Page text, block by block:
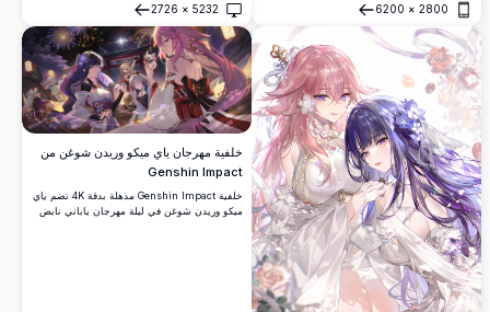
وأسلوبها الديناميكي بقوة إلهية في هذا الفن
الإبداعي بالدقة الفائقة.
2800
×
6200
فتح
5232
×
2726
فتح
خلفية مهرجان ياي ميكو وريدن شوغن من
Genshin Impact
خلفية Genshin Impact مذهلة بدقة 4K تضم ياي
ميكو وريدن شوغن في ليلة مهرجان ياباني نابض